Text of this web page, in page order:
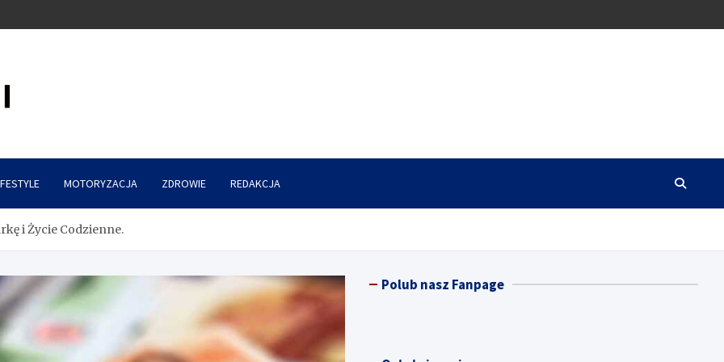
MOTORYZACJA ZDROWIE REDAKCJA
i Życie Codzienne.
Polub nasz Fanpage